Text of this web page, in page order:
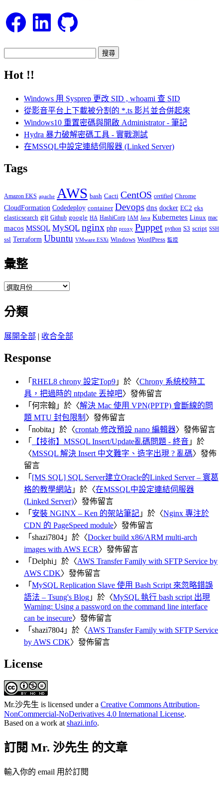
FacebookLinkedIn GitHub
關
Hot !!
Windows 用 Sysprep 更改 SID , whoami 查 SID
從影音平台上下載被分割的 *.ts 影片並合併起來
Windows10 重置密碼與開啟 Administrator - 筆記
Hydra 暴力破解密碼工具 - 實戰測試
在MSSQL中設定連結伺服器 (Linked Server)
Tags
Amazon EKS apache AWS bash Cacti CentOS certified Chrome
CloudFormation Codedeploy container Devops dns docker EC2 eks
elasticsearch git Github google HA HashiCorp IAM Java Kubernetes Linux mac
macos MSSQL MySQL nginx php proxy Puppet python S3 script SSH
ssl Terraform Ubuntu VMware ESXi Windows WordPress 監控
彙整
彙
分類
展開全部 | 收合全部
Response
「 RHEL8 chrony 設定Top9 」於〈Chrony 系統校時工
具，把過時的 ntpdate 丟掉吧〉發佈留言
「 何宗翰 」於〈解決 Mac 使用 VPN(PPTP) 會斷線的問
題 MTU 封包限制 〉發佈留言
「 nobita 」於〈crontab 修改預設 nano 編輯器〉發佈留言
「
【技術】MSSQL Insert/Update亂碼問題 - 終音 」於
〈MSSQL 解決 Insert 中文難字、造字出現 ? 亂碼〉發佈
留言
「 [MS SQL] SQL Server建立Oracle的Linked Server – 寰葛
格的教學網站 」於〈在MSSQL中設定連結伺服器
(Linked Server)〉發佈留言
「 安裝 NGINX – Ken 的架站筆記 」於〈Nginx 專注於
CDN 的 PageSpeed module〉發佈留言
「 shazi7804 」於〈Docker build x86/ARM multi-arch
images with AWS ECR〉發佈留言
「 Delphi 」於〈AWS Transfer Family with SFTP Service by
AWS CDK〉發佈留言
「 MySQL Replication Slave 使用 Bash Script 來忽略錯誤
語法 – Tsung's Blog 」於〈MySQL 執行 bash script 出現
Warning: Using a password on the command line interface
can be insecure〉發佈留言
「 shazi7804 」於〈AWS Transfer Family with SFTP Service
by AWS CDK〉發佈留言
License
Mr.沙先生 is licensed under a Creative Commons Attribution-
NonCommercial-NoDerivatives 4.0 International License.
Based on a work atshazi.info.
訂閱 Mr. 沙先生 的文章
輸入你的 email 用於訂閱